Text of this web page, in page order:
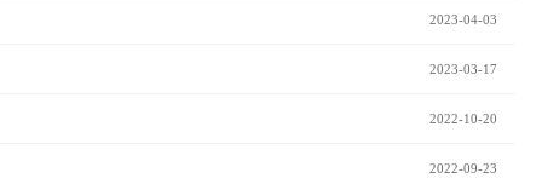
2023-04-03
2023-03-17
2022-10-20
2022-09-23